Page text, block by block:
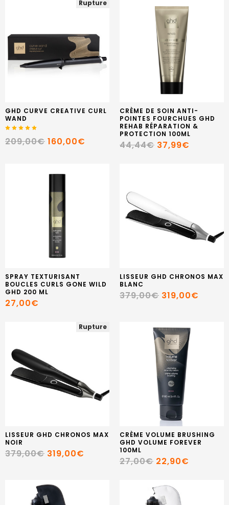
Rupture
GHD CURVE CREATIVE CURL
WAND
209,00€ 160,00€
CRÈME DE SOIN ANTI-
POINTES FOURCHUES GHD
REHAB RÉPARATION &
PROTECTION 100ML
44,44€ 37,99€
SPRAY TEXTURISANT
BOUCLES CURLS GONE WILD
GHD 200 ML
27,00€
LISSEUR GHD CHRONOS MAX
BLANC
379,00€ 319,00€
Rupture
LISSEUR GHD CHRONOS MAX
NOIR
379,00€ 319,00€
CRÈME VOLUME BRUSHING
GHD VOLUME FOREVER
100ML
27,00€ 22,90€